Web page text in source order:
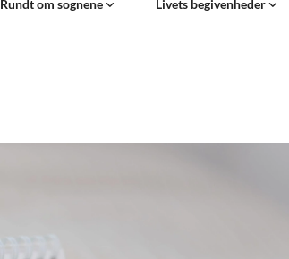
Rundt om sognene Livets begivenheder